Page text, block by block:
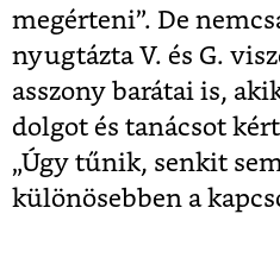
megérteni”. De
nyugtázta V. és G.
asszony barátai is,
dolgot és tanácsot
„Úgy tűnik, senkit
különösebben a